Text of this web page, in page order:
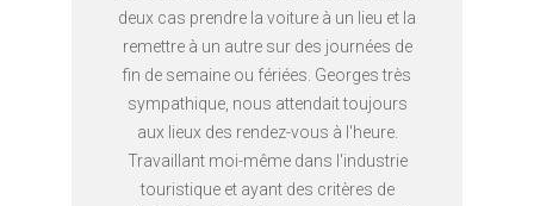
deux cas prendre la voiture à un lieu et la
remettre à un autre sur des journées de
fin de semaine ou fériées. Georges très
sympathique, nous attendait toujours
aux lieux des rendez-vous à l'heure.
Travaillant moi-même dans l'industrie
touristique et ayant des critères de